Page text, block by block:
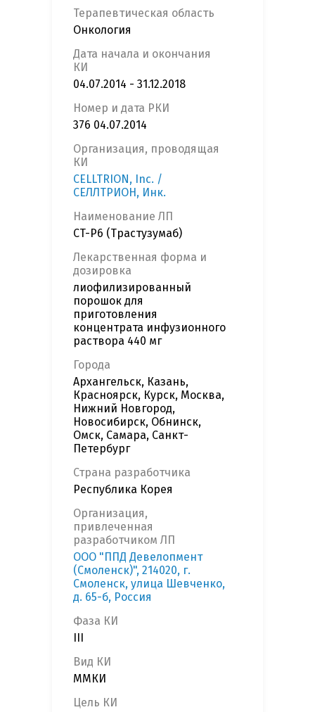
Терапевтическая область
Онкология
Дата начала и окончания
КИ
04.07.2014 - 31.12.2018
Номер и дата РКИ
376 04.07.2014
Организация, проводящая
КИ
CELLTRION, Inc. /
СЕЛЛТРИОН, Инк.
Наименование ЛП
CT-P6 (Трастузумаб)
Лекарственная форма и
дозировка
лиофилизированный
порошок для
приготовления
концентрата инфузионного
раствора 440 мг
Города
Архангельск, Казань,
Красноярск, Курск, Москва,
Нижний Новгород,
Новосибирск, Обнинск,
Омск, Самара, Санкт-
Петербург
Страна разработчика
Республика Корея
Организация,
привлеченная
разработчиком ЛП
ООО "ППД Девелопмент
(Смоленск)", 214020, г.
Смоленск, улица Шевченко,
д. 65-б, Россия
Фаза КИ
Вид КИ
ММКИ
Цель КИ